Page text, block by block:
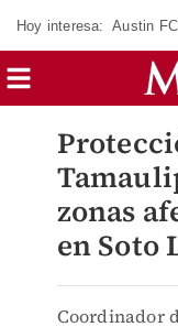
Hoy interesa: Austin
zonas
en Soto
Coordinador